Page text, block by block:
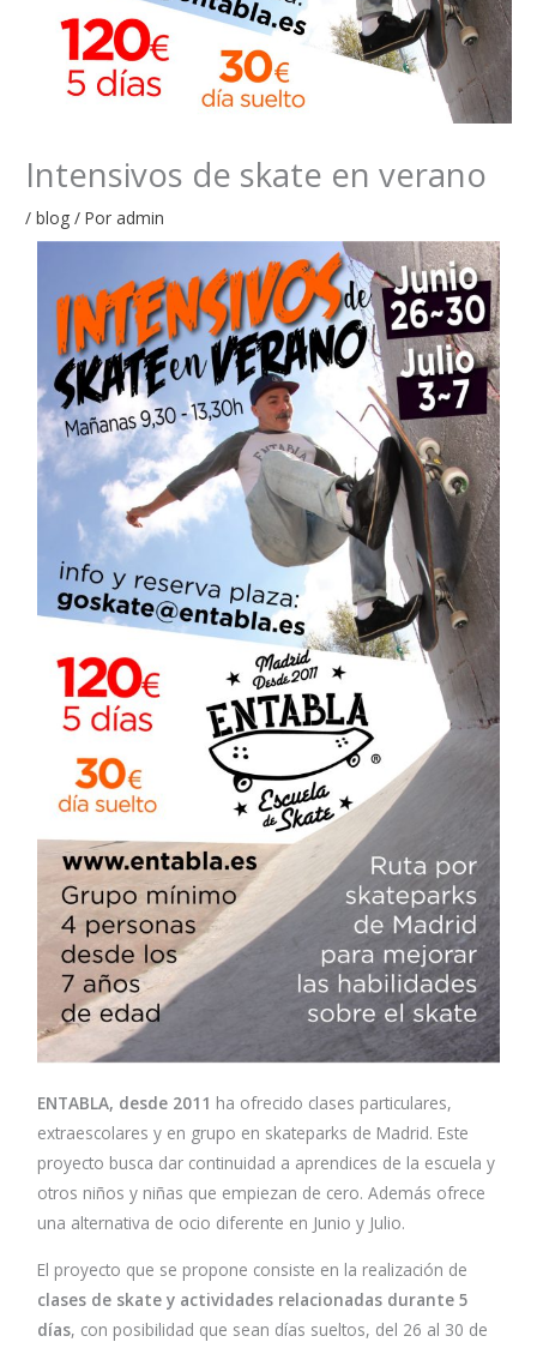
Intensivos de skate en verano​
/blog / Por admin
ENTABLA, desde 2011 ha ofrecido clases particulares,
extraescolares y en grupo en skateparks de Madrid. Este
proyecto busca dar continuidad a aprendices de la escuela y
otros niños y niñas que empiezan de cero. Además ofrece
una alternativa de ocio diferente en Junio y Julio.
El proyecto que se propone consiste en la realización de
clases de skate y actividades relacionadas durante 5
días, con posibilidad que sean días sueltos, del 26 al 30 de